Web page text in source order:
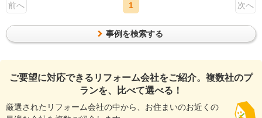
前へ 1 次へ
事例を検索する
ご要望に対応できるリフォーム会社をご紹介。複数社のプ
ランを、比べて選べる！
厳選されたリフォーム会社の中から、お住まいのお近くの